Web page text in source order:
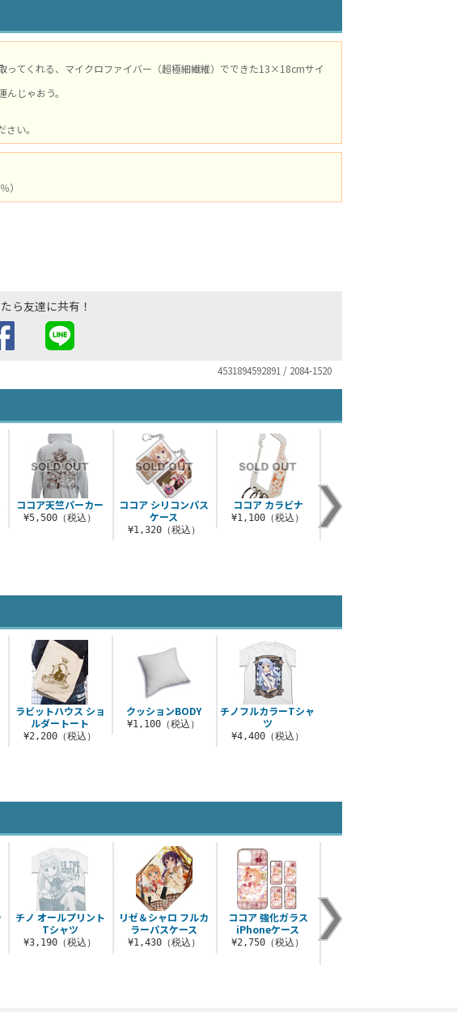
てくれる、マイクロファイバー（超極細繊維）でできた13×18cmサイ
じゃおう。
い。
）
ら友達に共有！
4531894592891 / 2084-1520
ココア天竺パーカー
¥5,500（税込）
ココア シリコンパス
ケース
¥1,320（税込）
ココア カラビナ
¥1,100（税込）
ココア メッセンジャ
ラビットハウス ショ
ルダートート
¥2,200（税込）
クッションBODY
¥1,100（税込）
チノフルカラーTシャ
ツ
¥4,400（税込）
チノ オールプリント
Tシャツ
¥3,190（税込）
リゼ＆シャロ フルカ
ラーパスケース
¥1,430（税込）
ココア 強化ガラス
iPhoneケース
¥2,750（税込）
ご注文はうさぎです
か？フタつきマグカ